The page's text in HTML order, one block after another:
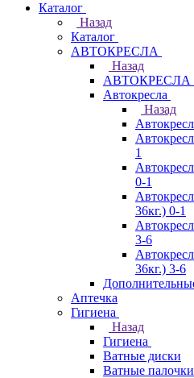
Каталог
Назад
Каталог
АВТОКРЕСЛА
Назад
АВТОКРЕСЛА
Автокресла
Назад
1
0-1
36кг.) 0-1
3-6
36кг.) 3-6
Аптечка
Гигиена
Назад
Гигиена
Ватные диски
Ватные палочки